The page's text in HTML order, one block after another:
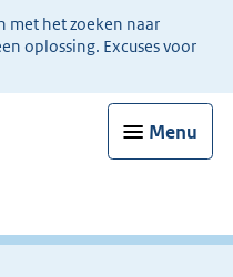
met het zoeken naar
oplossing. Excuses voor
Menu